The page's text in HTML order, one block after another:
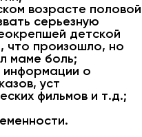
возрасте половой
серьезную
детской
что произошло, но
маме боль;
информации о
уст
фильмов и т.д.;